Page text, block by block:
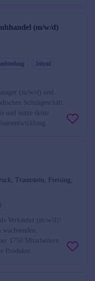
(m/w/d)
Jobrad
(m/w/d) und
Schuhgeschäft.
und nutze deine
Traunstein, Freising,
Verkäufer (m/w/d)!
1750 Mitarbeitern
Produkte.